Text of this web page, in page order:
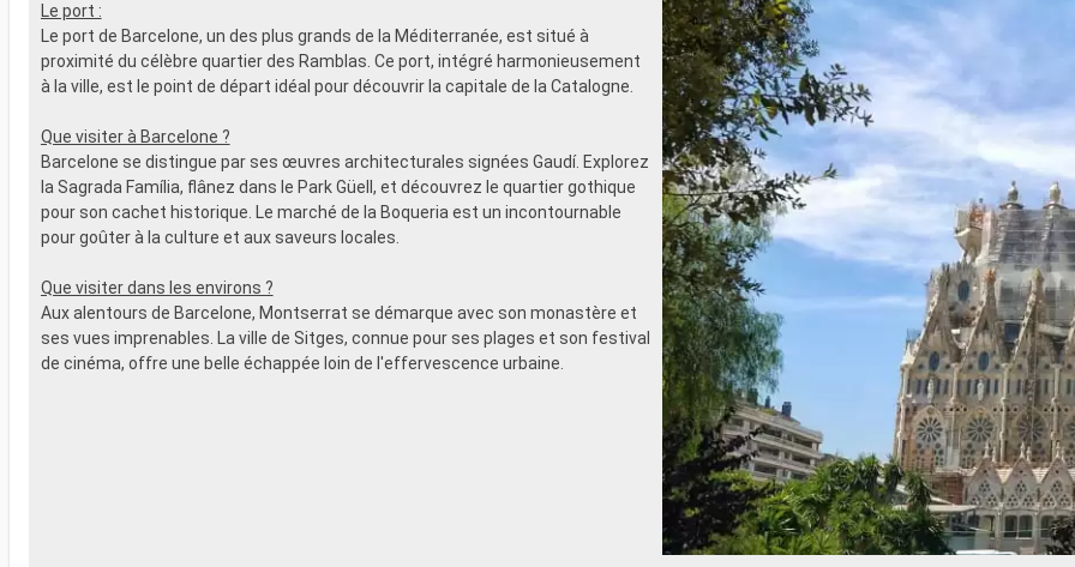
Le port :
Le port de Barcelone, un des plus grands de la Méditerranée, est situé à
proximité du célèbre quartier des Ramblas. Ce port, intégré harmonieusement
à la ville, est le point de départ idéal pour découvrir la capitale de la Catalogne.
Que visiter à Barcelone ?
Barcelone se distingue par ses œuvres architecturales signées Gaudí. Explorez
la Sagrada Família, flânez dans le Park Güell, et découvrez le quartier gothique
pour son cachet historique. Le marché de la Boqueria est un incontournable
pour goûter à la culture et aux saveurs locales.
Que visiter dans les environs ?
Aux alentours de Barcelone, Montserrat se démarque avec son monastère et
ses vues imprenables. La ville de Sitges, connue pour ses plages et son festival
de cinéma, offre une belle échappée loin de l'effervescence urbaine.